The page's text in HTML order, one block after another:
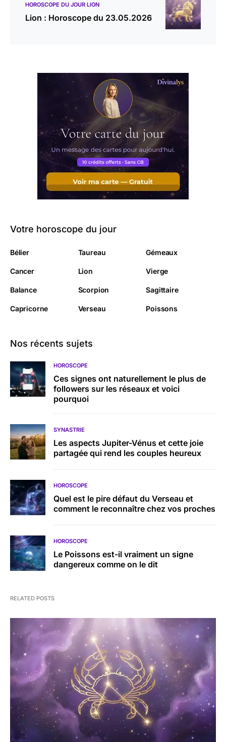
HOROSCOPE DU JOUR LION
Lion : Horoscope du 23.05.2026
Votre horoscope du jour
Bélier Taureau Gémeaux
Cancer Lion Vierge
Balance Scorpion Sagittaire
Capricorne Verseau Poissons
Nos récents sujets
HOROSCOPE
Ces signes ont naturellement le plus de
followers sur les réseaux et voici
pourquoi
SYNASTRIE
Les aspects Jupiter-Vénus et cette joie
partagée qui rend les couples heureux
HOROSCOPE
Quel est le pire défaut du Verseau et
comment le reconnaître chez vos proches
HOROSCOPE
Le Poissons est-il vraiment un signe
dangereux comme on le dit
RELATED POSTS